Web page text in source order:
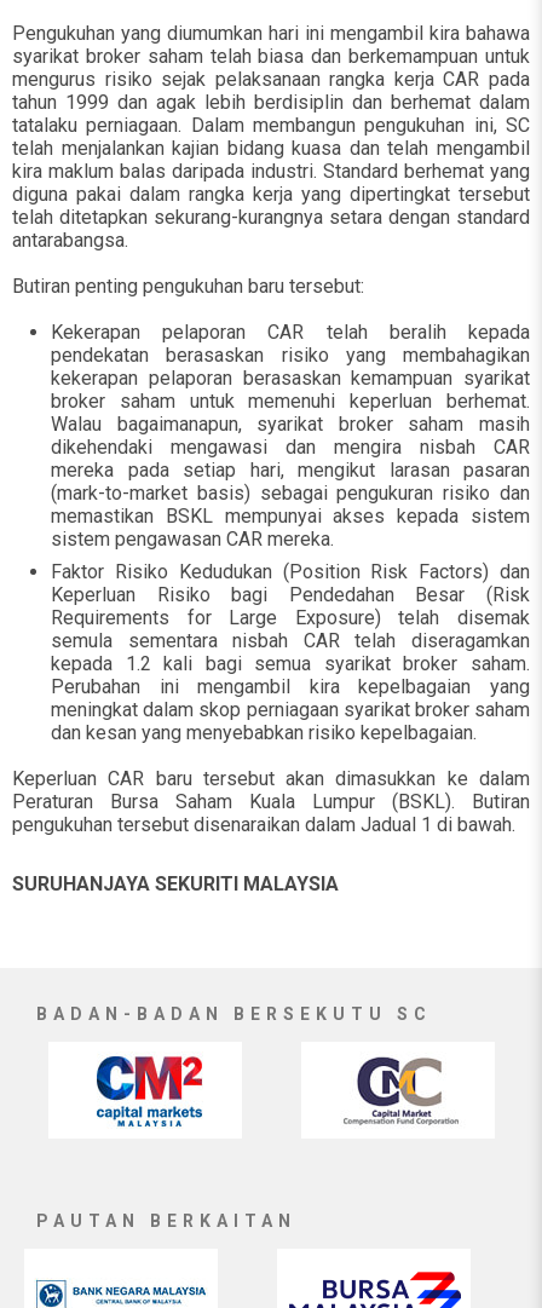
Pengukuhan yang diumumkan hari ini mengambil kira bahawa
syarikat broker saham telah biasa dan berkemampuan untuk
mengurus risiko sejak pelaksanaan rangka kerja CAR pada
tahun 1999 dan agak lebih berdisiplin dan berhemat dalam
tatalaku perniagaan. Dalam membangun pengukuhan ini, SC
telah menjalankan kajian bidang kuasa dan telah mengambil
kira maklum balas daripada industri. Standard berhemat yang
diguna pakai dalam rangka kerja yang dipertingkat tersebut
telah ditetapkan sekurang-kurangnya setara dengan standard
antarabangsa.
Butiran penting pengukuhan baru tersebut:
Kekerapan pelaporan CAR telah beralih kepada
pendekatan berasaskan risiko yang membahagikan
kekerapan pelaporan berasaskan kemampuan syarikat
broker saham untuk memenuhi keperluan berhemat.
Walau bagaimanapun, syarikat broker saham masih
dikehendaki mengawasi dan mengira nisbah CAR
mereka pada setiap hari, mengikut larasan pasaran
(mark-to-market basis) sebagai pengukuran risiko dan
memastikan BSKL mempunyai akses kepada sistem
sistem pengawasan CAR mereka.
Faktor Risiko Kedudukan (Position Risk Factors) dan
Keperluan Risiko bagi Pendedahan Besar (Risk
Requirements for Large Exposure) telah disemak
semula sementara nisbah CAR telah diseragamkan
kepada 1.2 kali bagi semua syarikat broker saham.
Perubahan ini mengambil kira kepelbagaian yang
meningkat dalam skop perniagaan syarikat broker saham
dan kesan yang menyebabkan risiko kepelbagaian.
Keperluan CAR baru tersebut akan dimasukkan ke dalam
Peraturan Bursa Saham Kuala Lumpur (BSKL). Butiran
pengukuhan tersebut disenaraikan dalam Jadual 1 di bawah.
SURUHANJAYA SEKURITI MALAYSIA
BADAN-BADAN BERSEKUTU SC
PAUTAN BERKAITAN